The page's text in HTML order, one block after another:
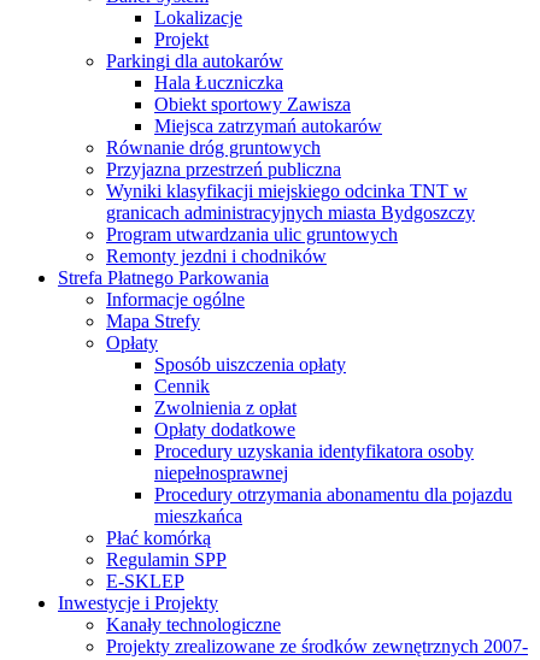
Lokalizacje
Projekt
Parkingi dla autokarów
Hala Łuczniczka
Obiekt sportowy Zawisza
Miejsca zatrzymań autokarów
Równanie dróg gruntowych
Przyjazna przestrzeń publiczna
Wyniki klasyfikacji miejskiego odcinka TNT w
granicach administracyjnych miasta Bydgoszczy
Program utwardzania ulic gruntowych
Remonty jezdni i chodników
Strefa Płatnego Parkowania
Informacje ogólne
Mapa Strefy
Opłaty
Sposób uiszczenia opłaty
Cennik
Zwolnienia z opłat
Opłaty dodatkowe
Procedury uzyskania identyfikatora osoby
niepełnosprawnej
Procedury otrzymania abonamentu dla pojazdu
mieszkańca
Płać komórką
Regulamin SPP
E-SKLEP
Inwestycje i Projekty
Kanały technologiczne
Projekty zrealizowane ze środków zewnętrznych 2007-